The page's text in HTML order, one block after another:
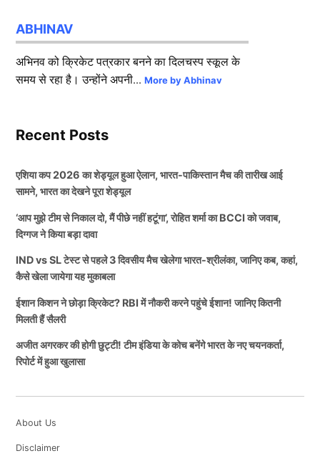
ABHINAV
अभिनव को क्रिकेट पत्रकार बनने का दिलचस्प स्कूल के
समय से रहा है। उन्होंने अपनी...More by Abhinav
Recent Posts
एशिया कप 2026 का शेड्यूल हुआ ऐलान, भारत-पाकिस्तान मैच की तारीख आई
सामने, भारत का देखने पूरा शेड्यूल
‘आप मुझे टीम से निकाल दो, मैं पीछे नहीं हटूंगा’, रोहित शर्मा का BCCI को जवाब,
दिग्गज ने किया बड़ा दावा
IND vs SL टेस्ट से पहले 3 दिवसीय मैच खेलेगा भारत-श्रीलंका, जानिए कब, कहां,
कैसे खेला जायेगा यह मुकाबला
ईशान किशन ने छोड़ा क्रिकेट? RBI में नौकरी करने पहुंचे ईशान! जानिए कितनी
मिलती हैं सैलरी
अजीत अगरकर की होगी छुट्टी! टीम इंडिया के कोच बनेंगे भारत के नए चयनकर्ता,
रिपोर्ट में हुआ खुलासा
About Us
Disclaimer